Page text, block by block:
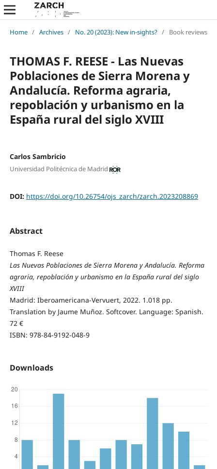
Home / Archives / No. 20 (2023): New in-sights? / Book reviews
THOMAS F. REESE - Las Nuevas
Poblaciones de Sierra Morena y
Andalucía. Reforma agraria,
repoblación y urbanismo en la
España rural del siglo XVIII
Carlos Sambricio
Universidad Politécnica de Madrid
DOI: https://doi.org/10.26754/ojs_zarch/zarch.2023208869
Abstract
Thomas F. Reese
Las Nuevas Poblaciones de Sierra Morena y Andalucía. Reforma
agraria, repoblación y urbanismo en la España rural del siglo
XVIII
Madrid: Iberoamericana-Vervuert, 2022. 1.018 pp.
Translation by Jaume Muñoz. Softcover. Language: Spanish.
72 €
ISBN: 978-84-9192-048-9
Downloads